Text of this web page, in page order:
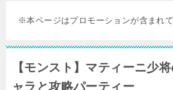
※本ページはプロモーションが含まれ
【モンスト】マティーニ少
ャラと攻略パーティー